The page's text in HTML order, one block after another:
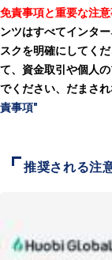
免責事項と重要な注
ンツはすべてインタ
スクを明確にしてく
て、資金取引や個人
でください、だまさ
責事項"
推奨される注